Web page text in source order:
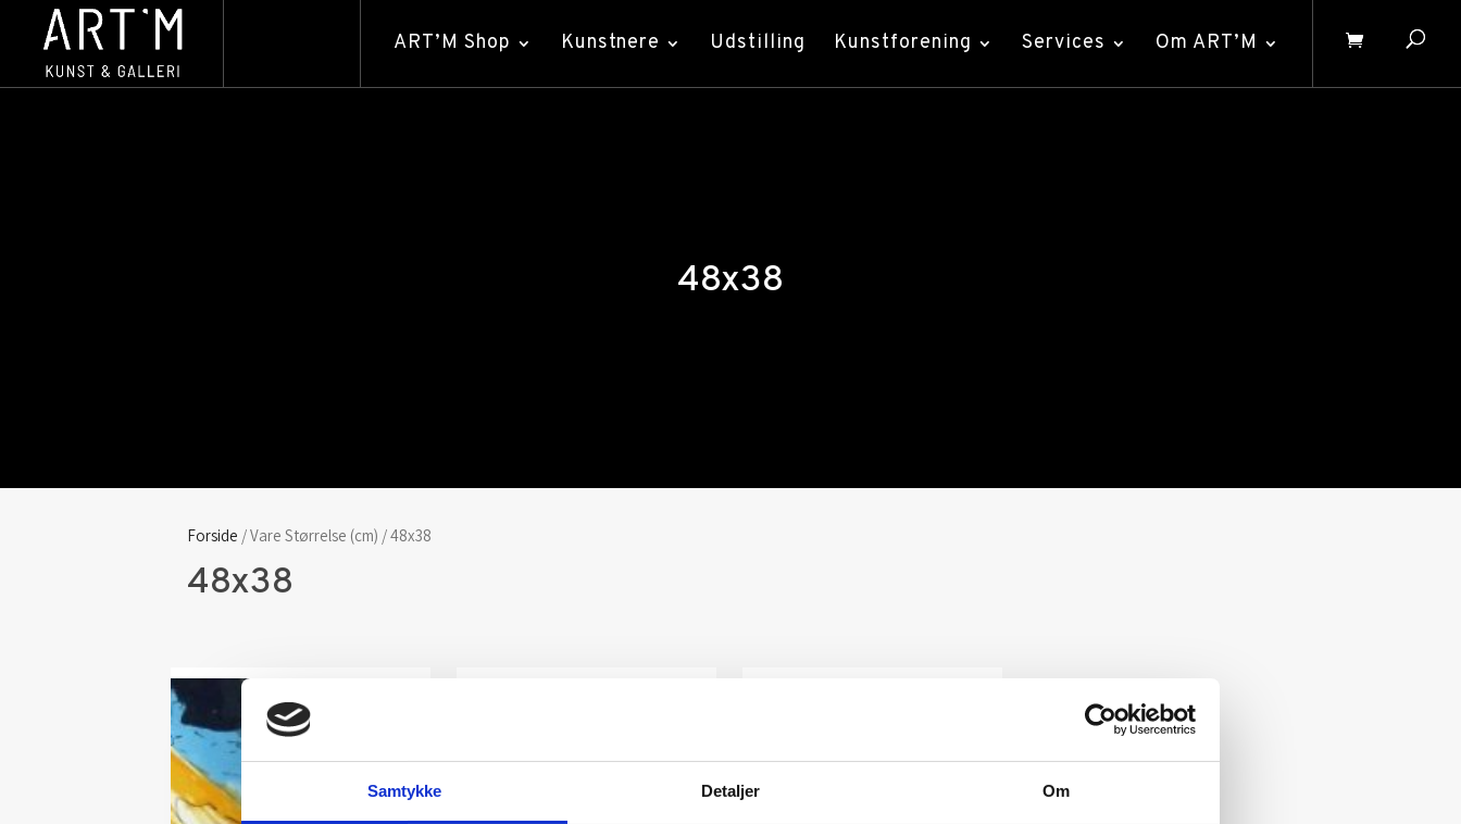
Samtykke Detaljer Om
ART’M Shop Kunstnere Udstilling Kunstforening Services Om ART’M
48x38
Forside / Vare Størrelse (cm) / 48x38
48x38